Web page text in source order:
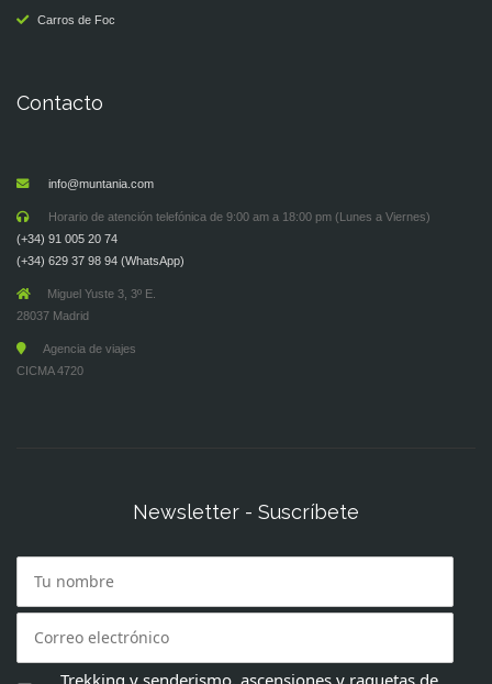
Carros de Foc
Contacto
info@muntania.com
Horario de atención telefónica de 9:00 am a 18:00 pm (Lunes a Viernes)
(+34) 91 005 20 74
(+34) 629 37 98 94 (WhatsApp)
Miguel Yuste 3, 3º E.
28037 Madrid
Agencia de viajes
CICMA 4720
Newsletter - Suscríbete
Trekking y senderismo, ascensiones y raquetas de